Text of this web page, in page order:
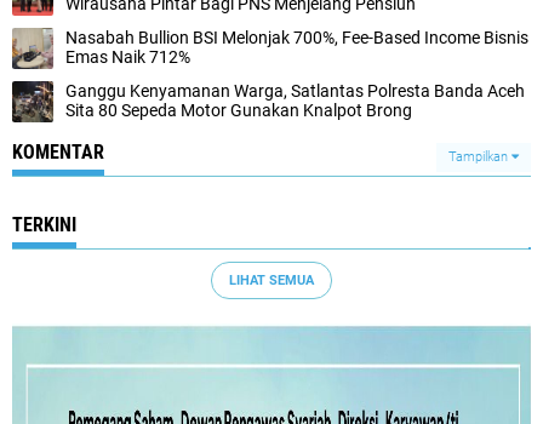
Nasabah Bullion BSI Melonjak 700%, Fee-Based Income Bisnis
Emas Naik 712%
Ganggu Kenyamanan Warga, Satlantas Polresta Banda Aceh
Sita 80 Sepeda Motor Gunakan Knalpot Brong
KOMENTAR Tampilkan
TERKINI
LIHAT SEMUA